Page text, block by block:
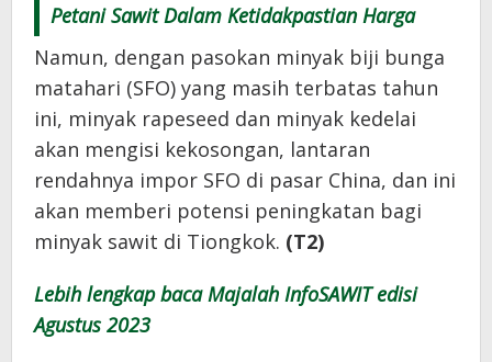
Petani Sawit Dalam Ketidakpastian Harga
Namun, dengan pasokan minyak biji bunga
matahari (SFO) yang masih terbatas tahun
ini, minyak rapeseed dan minyak kedelai
akan mengisi kekosongan, lantaran
rendahnya impor SFO di pasar China, dan ini
akan memberi potensi peningkatan bagi
minyak sawit di Tiongkok. (T2)
Lebih lengkap baca Majalah InfoSAWIT edisi
Agustus 2023